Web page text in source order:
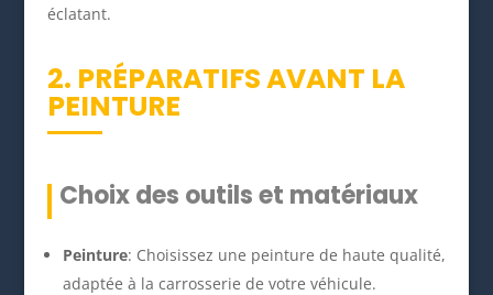
éclatant.
2. PRÉPARATIFS AVANT LA
PEINTURE
Choix des outils et matériaux
Peinture: Choisissez une peinture de haute qualité,
adaptée à la carrosserie de votre véhicule.